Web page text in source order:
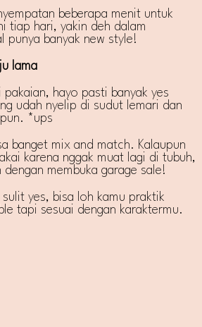
beberapa menit untuk
tiap hari, yakin deh dalam
punya banyak new style!
lama
hayo pasti banyak yes
udah nyelip di sudut lemari dan
*ups
banget mix and match. Kalaupun
karena nggak muat lagi di tubuh,
membuka garage sale!
yes, bisa loh kamu praktik
tapi sesuai dengan karaktermu.